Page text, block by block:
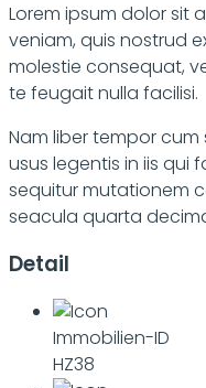
Lorem ipsum dolor sit
veniam, quis nostrud
molestie consequat,
te feugait nulla facilisi.
Nam liber tempor
usus legentis in iis qui
sequitur mutationem
seacula quarta
Detail
Immobilien-ID
HZ38